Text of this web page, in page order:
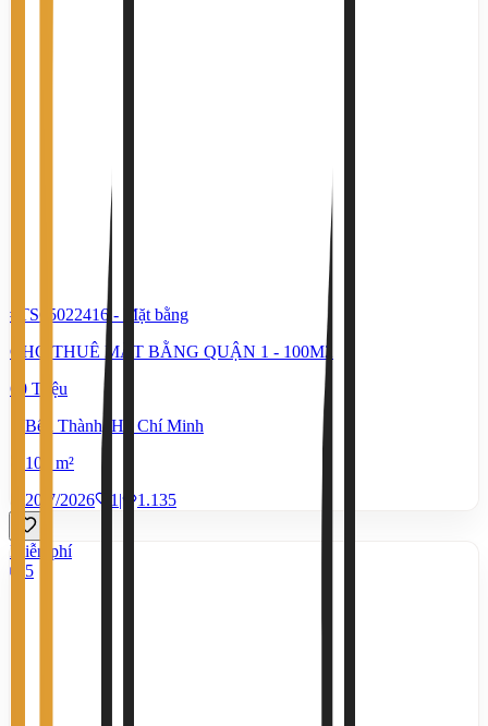
#TS65022416 -
Mặt bằng
CHO THUÊ MẶT BẰNG QUẬN 1 - 100M2
60 Triệu
Bến Thành, Hồ Chí Minh
100 m²
20/7/2026
1 | 1.135
Miễn phí
5